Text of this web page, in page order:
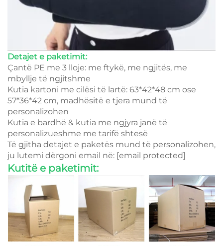
Detajet e paketimit:
Çantë PE me 3 lloje: me ftykë, me ngjitës, me
mbyllje të ngjitshme
Kutia kartoni me cilësi të lartë: 63*42*48 cm ose
57*36*42 cm, madhësitë e tjera mund të
personalizohen
Kutia e bardhë & kutia me ngjyra janë të
personalizueshme me tarifë shtesë
Të gjitha detajet e paketës mund të personalizohen,
ju lutemi dërgoni email në: [email protected]
Kutitë e paketimit: